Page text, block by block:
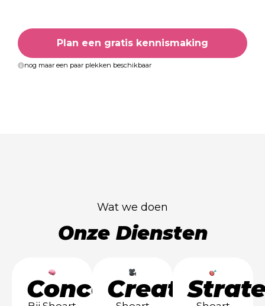
Plan een gratis kennismaking
nog maar een paar plekken beschikbaar
Wat we doen
Onze Diensten
ConceptCreatie